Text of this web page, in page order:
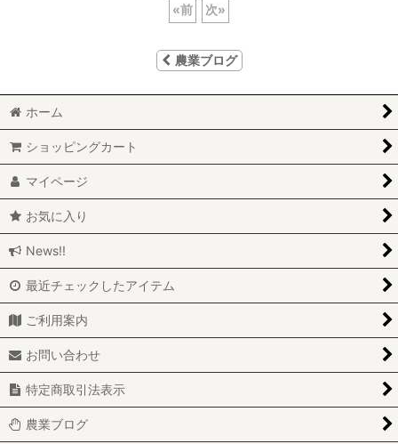
«前 次»
農業ブログ
ホーム
ショッピングカート
マイページ
お気に入り
News!!
最近チェックしたアイテム
ご利用案内
お問い合わせ
特定商取引法表示
農業ブログ